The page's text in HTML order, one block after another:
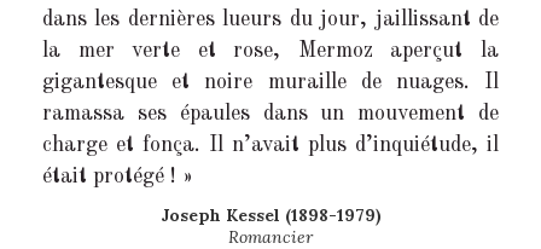
dans les dernières lueurs du jour, jaillissant de
la mer verte et rose, Mermoz aperçut la
gigantesque et noire muraille de nuages. Il
ramassa ses épaules dans un mouvement de
charge et fonça. Il n’avait plus d’inquiétude, il
était protégé ! »
Joseph Kessel (1898-1979)
Romancier